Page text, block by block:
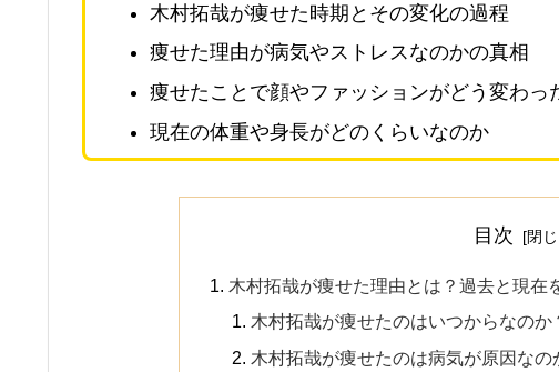
木村拓哉が痩せた時期とその変化の過程
痩せた理由が病気やストレスなのかの真相
痩せたことで顔やファッションがどう変わっ
現在の体重や身長がどのくらいなのか
目次
木村拓哉が痩せた理由とは？過去と現在
木村拓哉が痩せたのはいつからなのか
木村拓哉が痩せたのは病気が原因なの